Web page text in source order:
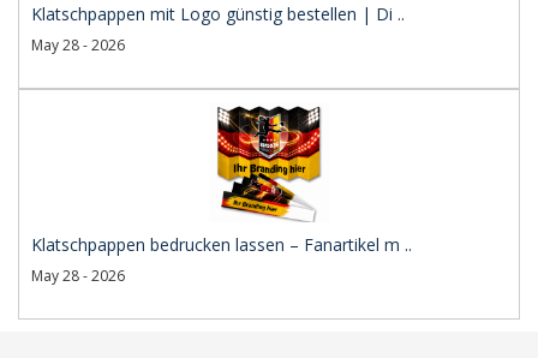
Klatschpappen mit Logo günstig bestellen | Di ..
May 28 - 2026
Klatschpappen bedrucken lassen – Fanartikel m ..
May 28 - 2026